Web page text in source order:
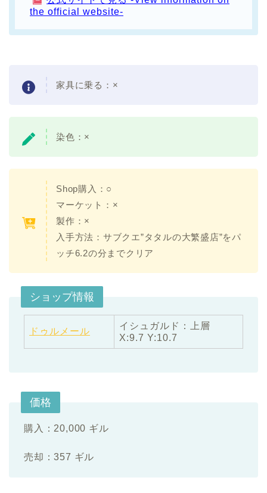
the official website-
家具に乗る：×
染色：×
Shop購入：○
マーケット：×
製作：×
入手方法：サブクエ”タタルの大繁盛店”をパ
ッチ6.2の分までクリア
ショップ情報
ドゥルメール
イシュガルド：上層
X:9.7 Y:10.7
価格
購入：20,000 ギル
売却：357 ギル